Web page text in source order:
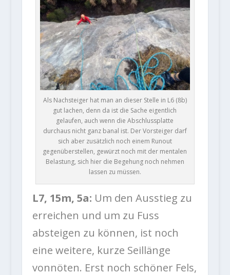
Als Nachsteiger hat man an dieser Stelle in L6 (8b)
gut lachen, denn da ist die Sache eigentlich
gelaufen, auch wenn die Abschlussplatte
durchaus nicht ganz banal ist. Der Vorsteiger darf
sich aber zusätzlich noch einem Runout
gegenüberstellen, gewürzt noch mit der mentalen
Belastung, sich hier die Begehung noch nehmen
lassen zu müssen.
L7, 15m, 5a: Um den Ausstieg zu
erreichen und um zu Fuss
absteigen zu können, ist noch
eine weitere, kurze Seillänge
vonnöten. Erst noch schöner Fels,